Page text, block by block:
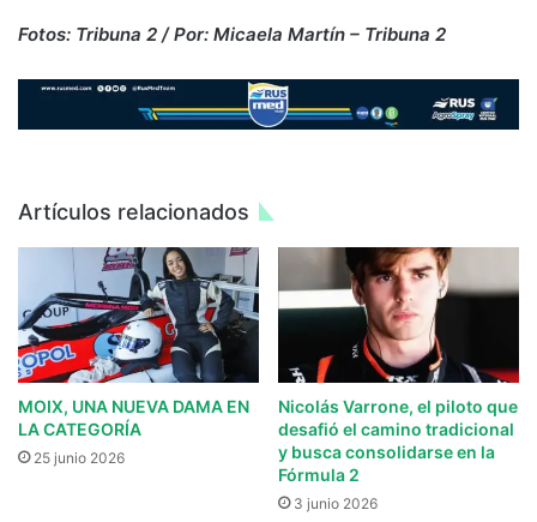
Fotos: Tribuna 2 / Por: Micaela Martín – Tribuna 2
Artículos relacionados
MOIX, UNA NUEVA DAMA EN
LA CATEGORÍA
25 junio 2026
Nicolás Varrone, el piloto que
desafió el camino tradicional
y busca consolidarse en la
Fórmula 2
3 junio 2026